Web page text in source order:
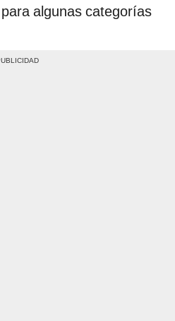
algunas categorías